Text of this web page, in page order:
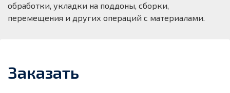
обработки, укладки на поддоны, сборки,
перемещения и других операций с материалами.
Заказать